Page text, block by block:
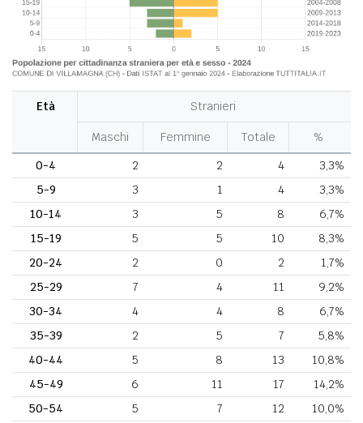
Età Stranieri
Maschi Femmine Totale
%
0-4
2 2 4
3,3%
5-9
3 1 4
3,3%
10-14
3 5 8
6,7%
15-19
5 5 10
8,3%
20-24
2 0 2
1,7%
25-29
7 4 11
9,2%
30-34
4 4 8
6,7%
35-39
2 5 7
5,8%
40-44
5 8 13
10,8%
45-49
6 11 17
14,2%
50-54
5 7 12
10,0%